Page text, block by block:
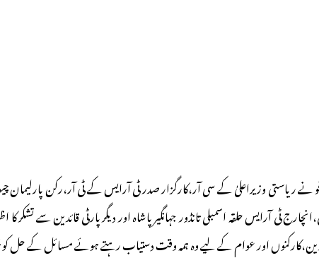
ریاستی وزیراعلیٰ کے سی آر،کارگزار صدر ٹی آرایس کے ٹی آر،رکن
ٹی آرایس حلقہ اسمبلی تانڈور جہانگیر پاشاہ اور دیگر پارٹی قائدین سے تشکر
اور عوام کے لیے وہ ہمہ وقت دستیاب رہتے ہوئے مسائل کے حل کو